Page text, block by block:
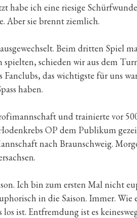
habe ich eine riesige
Aber sie brennt ziemlich.
Beim dritten Spiel
schieden wir aus dem
das wichtigste für uns
haben.
und trainierte vor
OP dem Publikum
nach Braunschweig.
Ich bin zum ersten Mal nicht
in die Saison. Immer.
los ist. Entfremdung ist es